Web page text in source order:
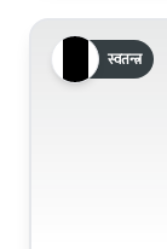
स्वतन्त्र